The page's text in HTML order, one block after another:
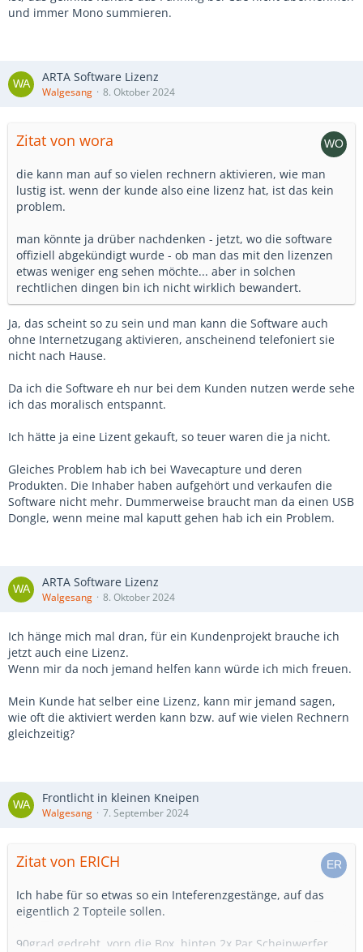
und immer Mono summieren.
ARTA Software Lizenz
Walgesang 8. Oktober 2024
Zitat von wora
die kann man auf so vielen rechnern aktivieren, wie man
lustig ist. wenn der kunde also eine lizenz hat, ist das kein
problem.
man könnte ja drüber nachdenken - jetzt, wo die software
offiziell abgekündigt wurde - ob man das mit den lizenzen
etwas weniger eng sehen möchte... aber in solchen
rechtlichen dingen bin ich nicht wirklich bewandert.
Ja, das scheint so zu sein und man kann die Software auch
ohne Internetzugang aktivieren, anscheinend telefoniert sie
nicht nach Hause.
Da ich die Software eh nur bei dem Kunden nutzen werde sehe
ich das moralisch entspannt.
Ich hätte ja eine Lizent gekauft, so teuer waren die ja nicht.
Gleiches Problem hab ich bei Wavecapture und deren
Produkten. Die Inhaber haben aufgehört und verkaufen die
Software nicht mehr. Dummerweise braucht man da einen USB
Dongle, wenn meine mal kaputt gehen hab ich ein Problem.
ARTA Software Lizenz
Walgesang 8. Oktober 2024
Ich hänge mich mal dran, für ein Kundenprojekt brauche ich
jetzt auch eine Lizenz.
Wenn mir da noch jemand helfen kann würde ich mich freuen.
Mein Kunde hat selber eine Lizenz, kann mir jemand sagen,
wie oft die aktiviert werden kann bzw. auf wie vielen Rechnern
gleichzeitig?
Frontlicht in kleinen Kneipen
Walgesang 7. September 2024
Zitat von ERICH
Ich habe für so etwas so ein Inteferenzgestänge, auf das
eigentlich 2 Topteile sollen.
90grad gedreht, vorn die Box, hinten 2x Par Scheinwerfer.